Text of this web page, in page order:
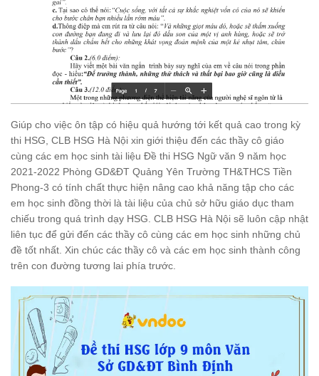
Giúp cho việc ôn tập có hiệu quả hướng tới kết quả cao trong kỳ
thi HSG, CLB HSG Hà Nội xin giới thiệu đến các thầy cô giáo
cùng các em học sinh tài liệu Đề thi HSG Ngữ văn 9 năm học
2021-2022 Phòng GD&ĐT Quảng Yên Trường TH&THCS Tiền
Phong-3 có tính chất thực hiện nâng cao khả năng tập cho các
em học sinh đồng thời là tài liệu của chủ sở hữu giáo dục tham
chiếu trong quá trình dạy HSG. CLB HSG Hà Nội sẽ luôn cập nhật
liên tục để gửi đến các thầy cô cùng các em học sinh những chủ
đề tốt nhất. Xin chúc các thầy cô và các em học sinh thành công
trên con đường tương lai phía trước.